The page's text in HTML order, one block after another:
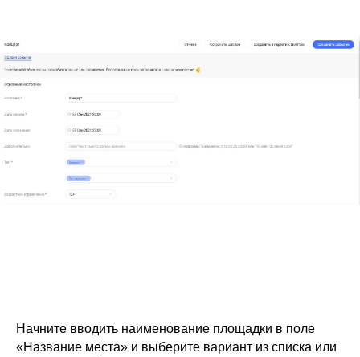
Начните вводить наименование площадки в поле
«Название места» и выберите вариант из списка или